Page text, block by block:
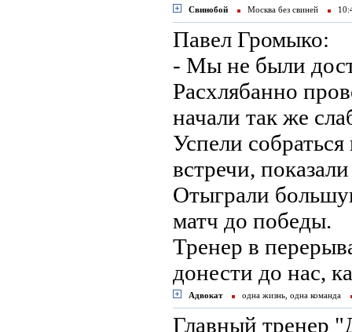
Свинобой Москва без свиней
Павел Громыко:
- Мы не были
Расхлябанно
начали так же
Успели
встречи,
Отыграли
матч до победы.
Тренер в
донести до нас,
Адвокат одна жизнь, одна команда
Главный тренер